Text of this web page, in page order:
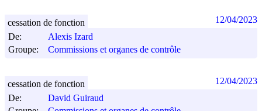
De:
Alexis Izard
Groupe:
Commissions et organes de contrôle
cessation de fonction 12/04/2023
De:
David Guiraud
cessation de fonction 12/04/2023